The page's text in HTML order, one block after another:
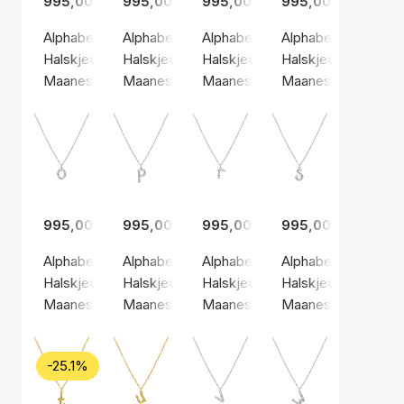
Alphabet Necklace K
Halskjeder, Sølv farge / Sølv sterling 925
Maanesten
Alphabet Necklace L
Halskjeder, Gullfarge / Gullbelagt sterlingsølv
Maanesten
Alphabet Necklace M
Halskjeder, Gullfarge /
Maanesten
Alphabet Necklace
Halskjeder, Sølv
Maanesten
995,00 kr
Alphabet Necklace O
Halskjeder, Sølv farge / Sølv sterling 925
Maanesten
995,00 kr
Alphabet Necklace P
Halskjeder, Sølv farge / Sølv sterling 925
Maanesten
995,00 kr
Alphabet Necklace R
Halskjeder, Sølv farge / Sølv
Maanesten
995,00 kr
Alphabet Necklace
Halskjeder, Sølv
Maanesten
-25.1%